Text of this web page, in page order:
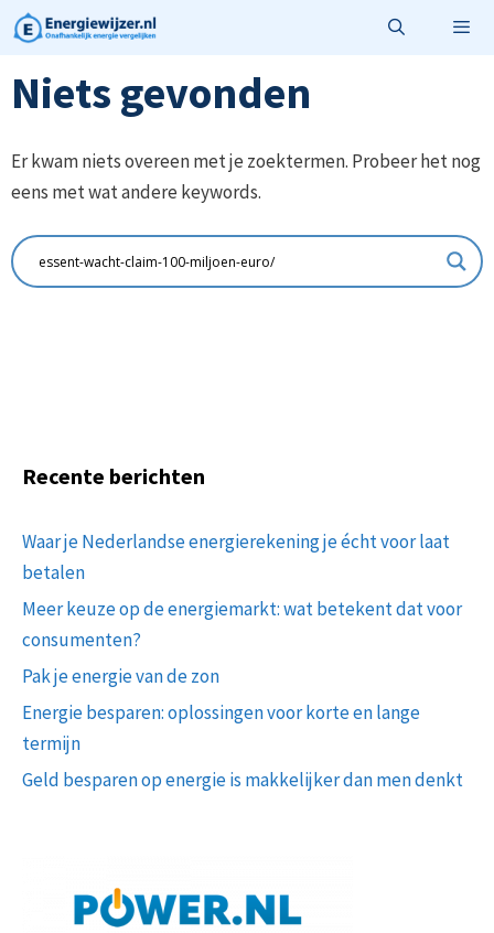
Ga
naar
de
inhoud
Niets gevonden
Er kwam niets overeen met je zoektermen. Probeer het nog
eens met wat andere keywords.
Recente berichten
Waar je Nederlandse energierekening je écht voor laat
betalen
Meer keuze op de energiemarkt: wat betekent dat voor
consumenten?
Pak je energie van de zon
Energie besparen: oplossingen voor korte en lange
termijn
Geld besparen op energie is makkelijker dan men denkt